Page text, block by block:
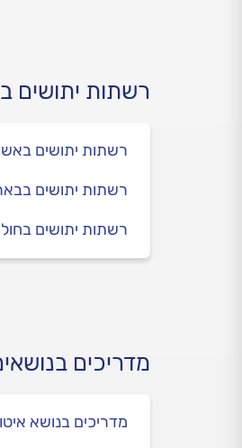
רשתות יתושים
רשתות יתושים
רשתות יתושים
רשתות יתושים
מדריכים
מדריכים בנושא